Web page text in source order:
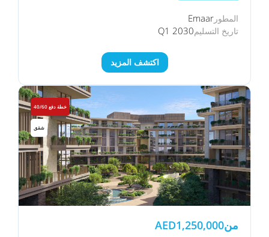
المطور Emaar
تاريخ التسليمQ1 2030
اكتشف المزيد
خطة دفع 40/60
شقق
من AED1,250,000